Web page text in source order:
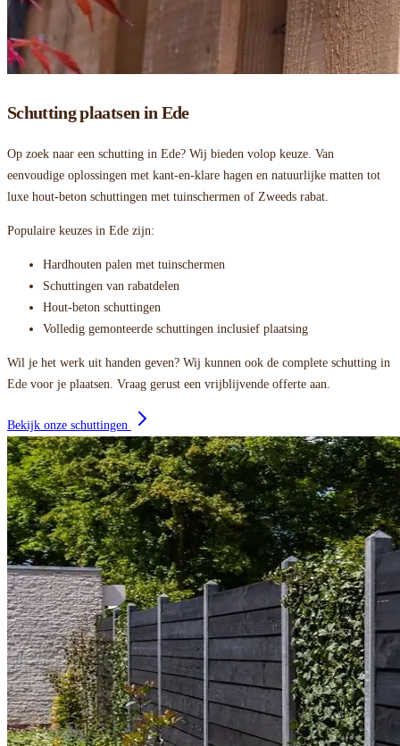
Schutting plaatsen in Ede
Op zoek naar een schutting in Ede? Wij bieden volop keuze. Van
eenvoudige oplossingen met kant-en-klare hagen en natuurlijke matten tot
luxe hout-beton schuttingen met tuinschermen of Zweeds rabat.
Populaire keuzes in Ede zijn:
Hardhouten palen met tuinschermen
Schuttingen van rabatdelen
Hout-beton schuttingen
Volledig gemonteerde schuttingen inclusief plaatsing
Wil je het werk uit handen geven? Wij kunnen ook de complete schutting in
Ede voor je plaatsen. Vraag gerust een vrijblijvende offerte aan.
Bekijk onze schuttingen